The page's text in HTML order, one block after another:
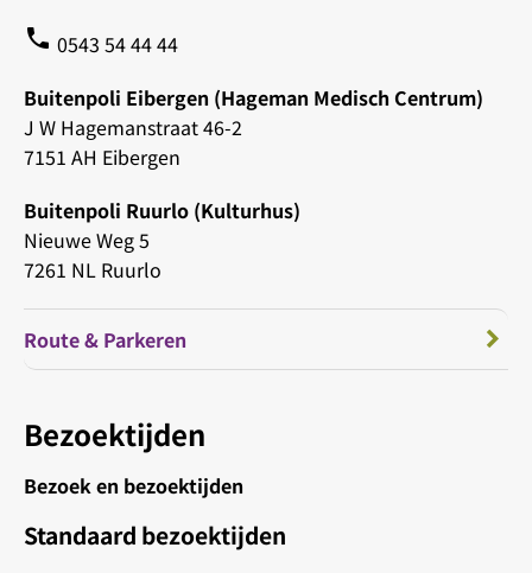
phone 0543 54 44 44
Buitenpoli Eibergen (Hageman Medisch Centrum)
J W Hagemanstraat 46-2
7151 AH Eibergen
Buitenpoli Ruurlo (Kulturhus)
Nieuwe Weg 5
7261 NL Ruurlo
Route & Parkeren
Bezoektijden
Bezoek en bezoektijden
Standaard bezoektijden